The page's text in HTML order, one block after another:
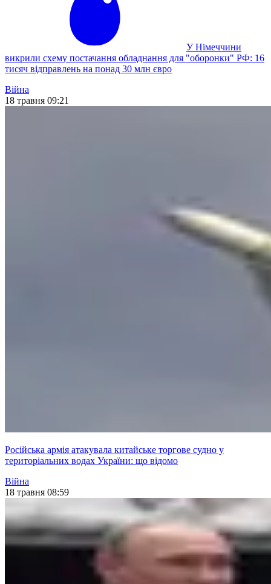
У Німеччини
викрили схему постачання обладнання для "оборонки" РФ: 16
тисяч відправлень на понад 30 млн євро
Війна
18 травня 09:21
Російська армія атакувала китайське торгове судно у
територіальних водах України: що відомо
Війна
18 травня 08:59